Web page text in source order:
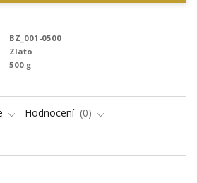
BZ_001-0500
Zlato
500 g
Hodnocení
0